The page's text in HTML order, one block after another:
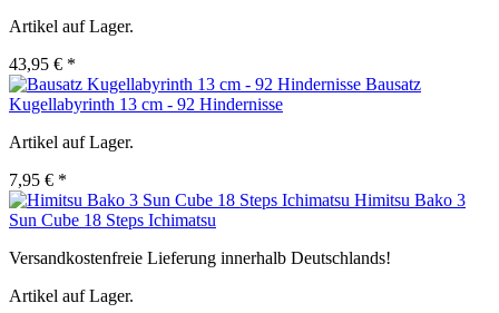
Artikel auf Lager.
43,95 € *
Bausatz
Kugellabyrinth 13 cm - 92 Hindernisse
Artikel auf Lager.
7,95 € *
Himitsu Bako 3
Sun Cube 18 Steps Ichimatsu
Versandkostenfreie Lieferung innerhalb Deutschlands!
Artikel auf Lager.